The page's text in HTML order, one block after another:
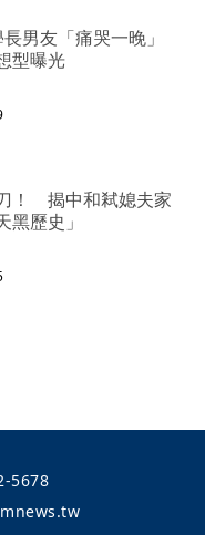
男友「痛哭一晚」
型曝光
！ 揭中和弒媳夫家
黑歷史」
5678